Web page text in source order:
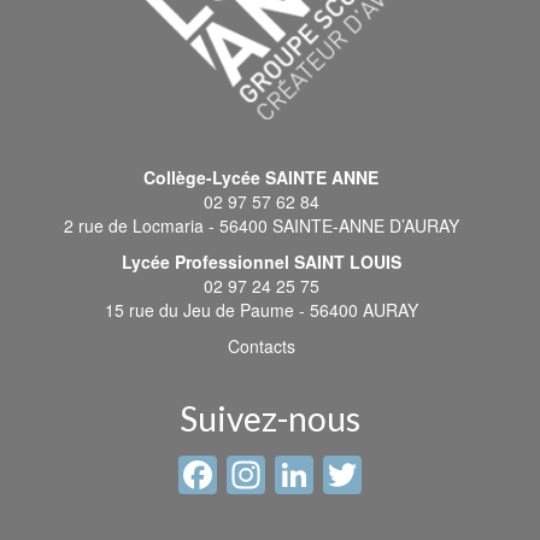
Collège-Lycée SAINTE ANNE
02 97 57 62 84
2 rue de Locmaria - 56400 SAINTE-ANNE D’AURAY
Lycée Professionnel SAINT LOUIS
02 97 24 25 75
15 rue du Jeu de Paume - 56400 AURAY
Contacts
Suivez-nous
Facebook
Instagram
LinkedIn